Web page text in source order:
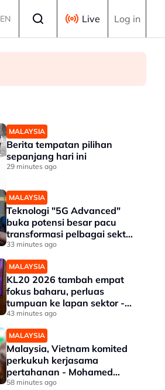
EN Live Log in
MALAYSIA
Berita tempatan pilihan
sepanjang hari ini
29 minutes ago
MALAYSIA
Teknologi "5G Advanced"
buka potensi besar pacu
transformasi pelbagai sektor
- Fahmi
33 minutes ago
MALAYSIA
KL20 2026 tambah empat
fokus baharu, perluas
tumpuan ke lapan sektor -
Akmal Nasrullah
43 minutes ago
MALAYSIA
Malaysia, Vietnam komited
perkukuh kerjasama
pertahanan - Mohamed
Khaled
58 minutes ago